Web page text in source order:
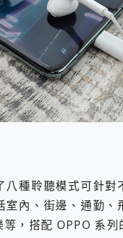
八種聆聽模式可針對
室內、街邊、通勤、
等，搭配 OPPO 系